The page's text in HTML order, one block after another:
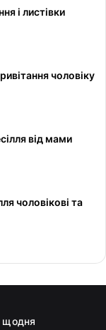
і листівки
чоловіку
від мами
чоловікові та
щодня